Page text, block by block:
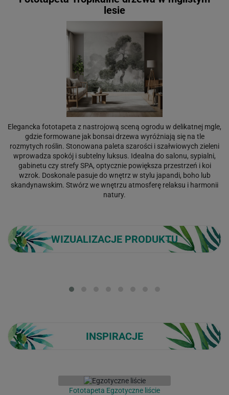
lesie
Elegancka fototapeta z nastrojową sceną ogrodu w delikatnej mgle,
gdzie formowane jak bonsai drzewa wyróżniają się na tle
rozmytych roślin. Stonowana paleta szarości i szałwiowych zieleni
wprowadza spokój i subtelny luksus. Idealna do salonu, sypialni,
gabinetu czy strefy SPA, optycznie powiększa przestrzeń i koi
wzrok. Doskonale pasuje do wnętrz w stylu japandi, boho lub
skandynawskim. Stwórz we wnętrzu atmosferę relaksu i harmonii
natury.
WIZUALIZACJE PRODUKTU
INSPIRACJE
Fototapeta Egzotyczne liście